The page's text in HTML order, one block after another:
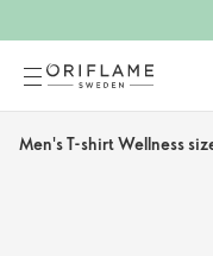
Men's T-shirt Wellness